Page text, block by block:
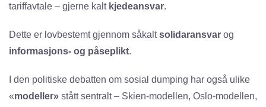
tariffavtale – gjerne kalt kjedeansvar.
Dette er lovbestemt gjennom såkaltsolidaransvar og
informasjons- og påseplikt.
I den politiske debatten om sosial dumping har også ulike
«modeller» stått sentralt – Skien-modellen, Oslo-modellen,